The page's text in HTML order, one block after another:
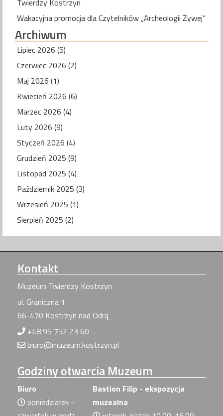
Twierdzy Kostrzyn
Wakacyjna promocja dla Czytelników „Archeologii Żywej”
Archiwum
Lipiec 2026 (5)
Czerwiec 2026 (2)
Maj 2026 (1)
Kwiecień 2026 (6)
Marzec 2026 (4)
Luty 2026 (9)
Styczeń 2026 (4)
Grudzień 2025 (9)
Listopad 2025 (4)
Październik 2025 (3)
Wrzesień 2025 (1)
Sierpień 2025 (2)
Kontakt
Muzeum Twierdzy Kostrzyn
ul. Graniczna 1
66-470 Kostrzyn nad Odrą
+48 95 752 23 60
biuro@muzeum.kostrzyn.pl
Godzinyotwarcia Muzeum
Biuro
poniedziałek -
Bastion Filip - ekspozycja
muzealna